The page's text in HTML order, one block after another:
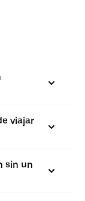
viajar
sin un